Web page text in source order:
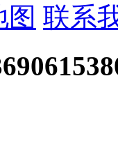
图 联系